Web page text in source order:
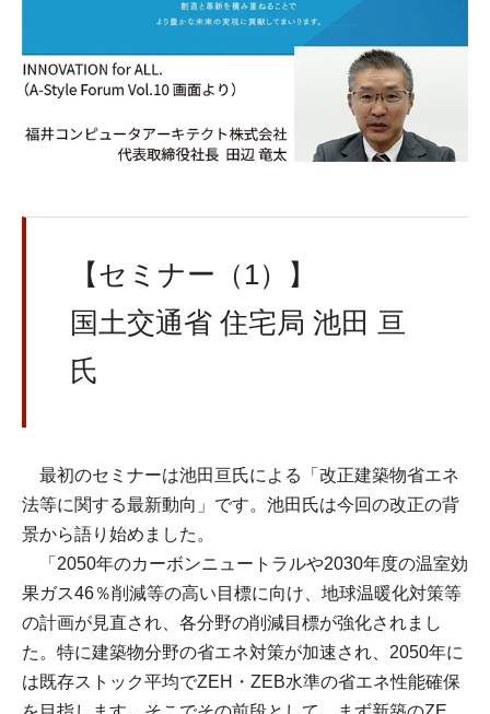
【セミナー（1）】
国土交通省 住宅局 池田 亘
氏
最初のセミナーは池田亘氏による「改正建築物省エネ
法等に関する最新動向」です。池田氏は今回の改正の背
景から語り始めました。
「2050年のカーボンニュートラルや2030年度の温室効
果ガス46％削減等の高い目標に向け、地球温暖化対策等
の計画が見直され、各分野の削減目標が強化されまし
た。特に建築物分野の省エネ対策が加速され、2050年に
は既存ストック平均でZEH・ZEB水準の省エネ性能確保